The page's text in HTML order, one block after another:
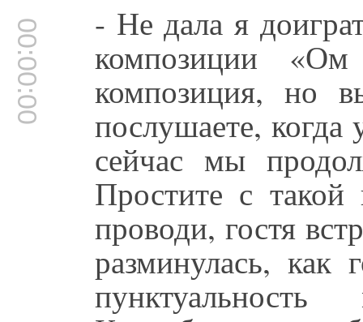
00:00:00 - Не дала я
композиции
композиция, но
послушаете,
сейчас мы
Простите с такой
проводи, гостя
разминулась,